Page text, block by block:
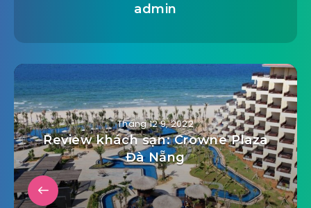
admin
Tháng 12 9, 2022
Review khách sạn: Crowne Plaza
Đà Nẵng